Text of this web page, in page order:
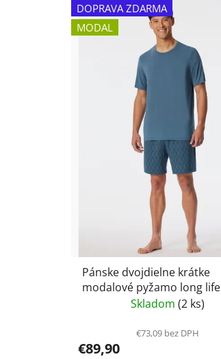
DOPRAVA ZDARMA
MODAL
Pánske dvojdielne krátke
modalové pyžamo long life
Schiesser 182738
Skladom(2 ks)
€73,09 bez DPH
€89,90